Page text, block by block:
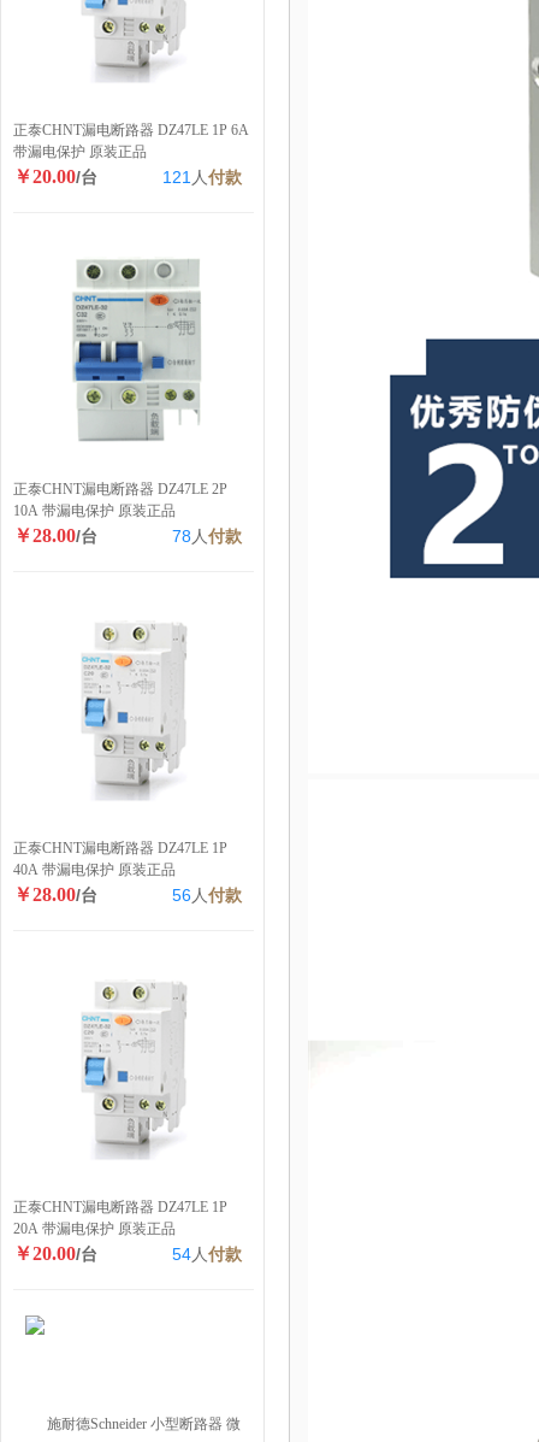
正泰CHNT漏电断路器 DZ47LE 1P 6A
带漏电保护 原装正品
￥20.00/台 121 人付款
正泰CHNT漏电断路器 DZ47LE 2P
10A 带漏电保护 原装正品
￥28.00/台 78 人付款
正泰CHNT漏电断路器 DZ47LE 1P
40A 带漏电保护 原装正品
￥28.00/台 56人付款
正泰CHNT漏电断路器 DZ47LE 1P
20A 带漏电保护 原装正品
￥20.00/台 54人付款